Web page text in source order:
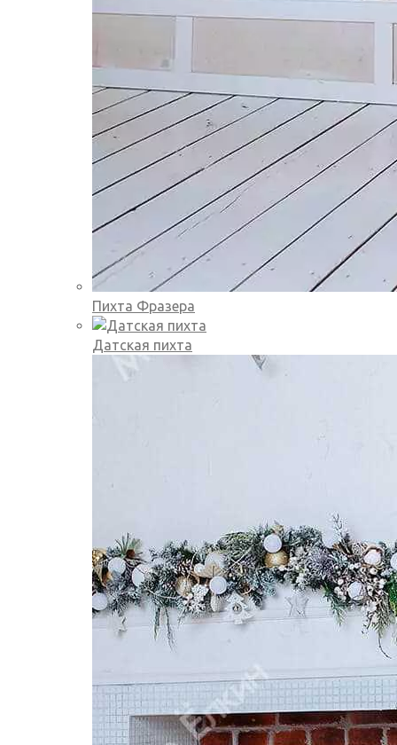
Пихта Фразера
Датская пихта